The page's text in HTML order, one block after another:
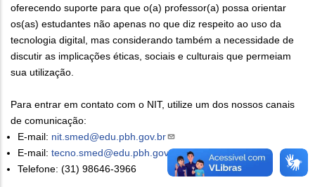
oferecendo suporte para que o(a) professor(a) possa orientar
os(as) estudantes não apenas no que diz respeito ao uso da
tecnologia digital, mas considerando também a necessidade de
discutir as implicações éticas, sociais e culturais que permeiam
sua utilização.
Para entrar em contato com o NIT, utilize um dos nossos canais
de comunicação:
E-mail: nit.smed@edu.pbh.gov.br
E-mail: tecno.smed@edu.pbh.gov.br
Telefone: (31) 98646-3966